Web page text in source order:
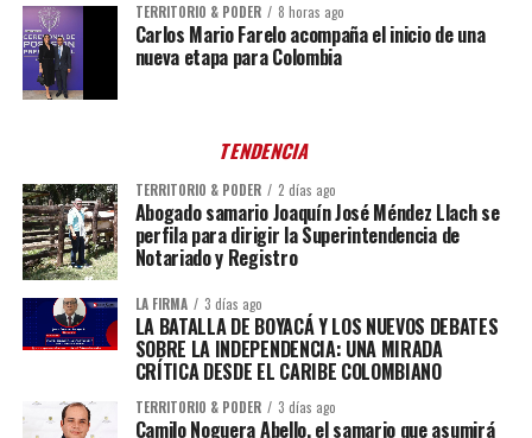
TERRITORIO & PODER 8 horas ago
Carlos Mario Farelo acompaña el inicio de una
nueva etapa para Colombia
TENDENCIA
TERRITORIO & PODER 2 días ago
Abogado samario Joaquín José Méndez Llach se
perfila para dirigir la Superintendencia de
Notariado y Registro
LA FIRMA 3 días ago
LA BATALLA DE BOYACÁ Y LOS NUEVOS DEBATES
SOBRE LA INDEPENDENCIA: UNA MIRADA
CRÍTICA DESDE EL CARIBE COLOMBIANO
TERRITORIO & PODER 3 días ago
Camilo Noguera Abello, el samario que asumirá